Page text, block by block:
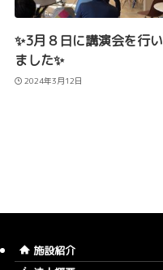
✨3月８日に講演会を行い
ました✨
2024年3月12日
施設紹介